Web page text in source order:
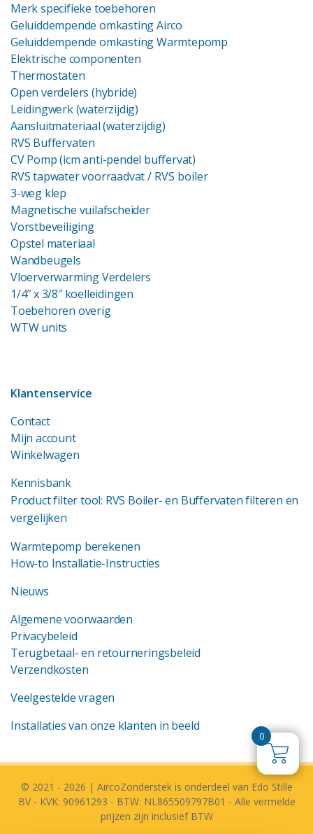
Merk specifieke toebehoren
Geluiddempende omkasting Airco
Geluiddempende omkasting Warmtepomp
Elektrische componenten
Thermostaten
Open verdelers (hybride)
Leidingwerk (waterzijdig)
Aansluitmateriaal (waterzijdig)
RVS Buffervaten
CV Pomp (icm anti-pendel buffervat)
RVS tapwater voorraadvat/ RVS boiler
3-weg klep
Magnetische vuilafscheider
Vorstbeveiliging
Opstel materiaal
Wandbeugels
Vloerverwarming Verdelers
1/4″ x 3/8″ koelleidingen
Toebehoren overig
WTW units
Klantenservice
Contact
Mijn account
Winkelwagen
Kennisbank
Product filter tool: RVS Boiler- en Buffervaten filteren en
vergelijken
Warmtepomp berekenen
How-to Installatie-Instructies
Nieuws
Algemene voorwaarden
Privacybeleid
Terugbetaal- en retourneringsbeleid
Verzendkosten
Veelgestelde vragen
Installaties van onze klanten in beeld
© 2021 - 2026 | AircoZonderstek is onderdeel van Edo Stille
BV - KVK: 90961293 - BTW: NL865509797B01 - Alle vermelde
prijzen zijn inclusief BTW
0